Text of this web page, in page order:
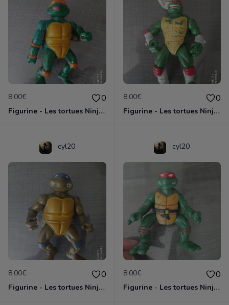
8.00€ 0
Figurine - Les tortues Ninja - Michaelangelo
8.00€ 0
Figurine - Les tortues Ninja - Raphael
cyl20
8.00€ 0
Figurine - Les tortues Ninja - Donatello
cyl20
8.00€ 0
Figurine - Les tortues Ninja - Raphael